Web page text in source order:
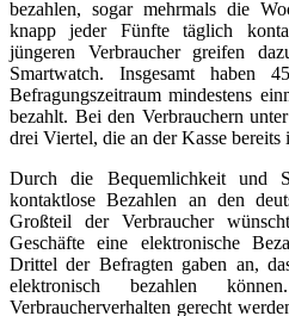
bezahlen, sogar mehrmals die
knapp jeder Fünfte täglich
jüngeren Verbraucher greifen
Smartwatch. Insgesamt haben
Befragungszeitraum mindestens
bezahlt. Bei den Verbrauchern
drei Viertel, die an der Kasse
Durch die Bequemlichkeit und
kontaktlose Bezahlen an den
Großteil der Verbraucher
Geschäfte eine elektronische
Drittel der Befragten gaben an,
elektronisch bezahlen
Verbraucherverhalten gerecht